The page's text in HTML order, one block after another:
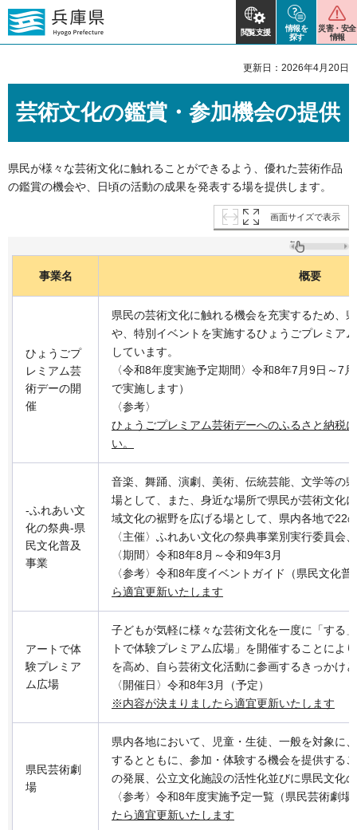
閲覧支援
情報を
探す
災害・安全
情報
更新日：2026年4月20日
芸術文化の鑑賞・参加機会の提供
県民が様々な芸術文化に触れることができるよう、優れた芸術作品
の鑑賞の機会や、日頃の活動の成果を発表する場を提供します。
画面サイズで表示
事業名 概要
ひょうごプ
レミアム芸
術デーの開
催
県民の芸術文化に触れる機会を充実するため、
や、特別イベントを実施するひょうごプレミア
しています。
〈令和8年度実施予定期間〉令和8年7月9日～7
で実施します）
〈参考〉
ひょうごプレミアム芸術デーへのふるさと納税
い。
-ふれあい文
化の祭典-県
民文化普及
事業
音楽、舞踊、演劇、美術、伝統芸能、文学等の
場として、また、身近な場所で県民が芸術文化
域文化の裾野を広げる場として、県内各地で22
〈主催〉ふれあい文化の祭典事業別実行委員会
〈期間〉令和8年8月～令和9年3月
〈参考〉令和8年度イベントガイド（県民文化普
ら適宜更新いたします
アートで体
験プレミア
ム広場
子どもが気軽に様々な芸術文化を一度に「する
トで体験プレミアム広場」を開催することによ
を高め、自ら芸術文化活動に参画するきっかけ
〈開催日〉令和8年3月（予定）
※内容が決まりましたら適宜更新いたします
県民芸術劇
場
県内各地において、児童・生徒、一般を対象に
するとともに、参加・体験する機会を提供する
の発展、公立文化施設の活性化並びに県民文化
〈参考〉令和8年度実施予定一覧（県民芸術劇場
たら適宜更新いたします